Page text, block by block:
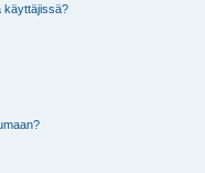
käyttäjissä?